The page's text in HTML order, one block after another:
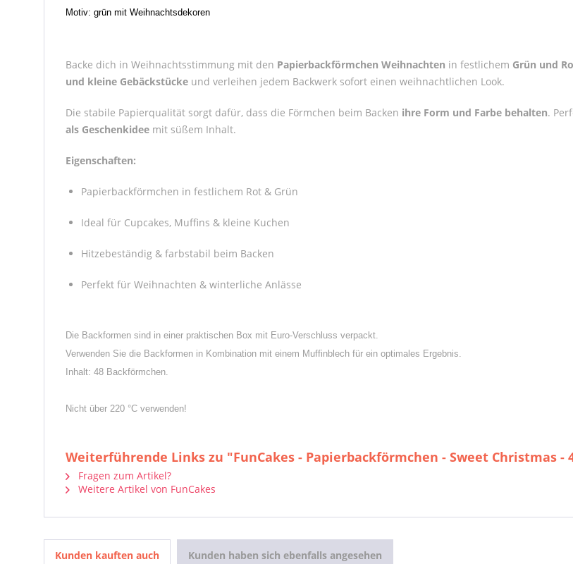
Motiv: grün mit Weihnachtsdekoren
Backe dich in Weihnachtsstimmung mit den Papierbackförmchen Weihnachten in festlichem Grün und
und kleine Gebäckstücke und verleihen jedem Backwerk sofort einen weihnachtlichen Look.
Die stabile Papierqualität sorgt dafür, dass die Förmchen beim Backen ihre Form und Farbe behalten.
als Geschenkidee mit süßem Inhalt.
Eigenschaften:
Papierbackförmchen in festlichem Rot & Grün
Ideal für Cupcakes, Muffins & kleine Kuchen
Hitzebeständig & farbstabil beim Backen
Perfekt für Weihnachten & winterliche Anlässe
Die Backformen sind in einer praktischen Box mit Euro-Verschluss verpackt.
Verwenden Sie die Backformen in Kombination mit einem Muffinblech für ein optimales Ergebnis.
Inhalt: 48 Backförmchen.
Nicht über 220 °C verwenden!
Weiterführende Links zu "FunCakes - Papierbackförmchen - Sweet Christmas -
Fragen zum Artikel?
Weitere Artikel von FunCakes
Kunden kauften auch Kunden haben sich ebenfalls angesehen